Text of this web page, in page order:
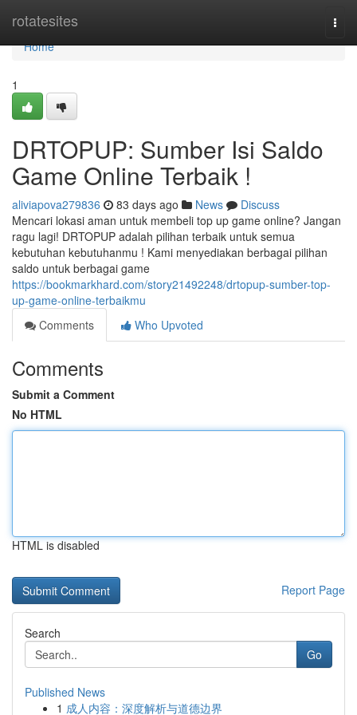
rotatesites
Home
Home
1
DRTOPUP: Sumber Isi Saldo
Game Online Terbaik !
aliviapova279836 83 days ago News
Discuss
Mencari lokasi aman untuk membeli top up game online? Jangan
ragu lagi! DRTOPUP adalah pilihan terbaik untuk semua
kebutuhan kebutuhanmu ! Kami menyediakan berbagai pilihan
saldo untuk berbagai game
https://bookmarkhard.com/story21492248/drtopup-sumber-top-
up-game-online-terbaikmu
Comments
Who Upvoted
Comments
Submit a Comment
No HTML
HTML is disabled
Report Page
Search
Go
Published News
1 成人内容：深度解析与道德边界